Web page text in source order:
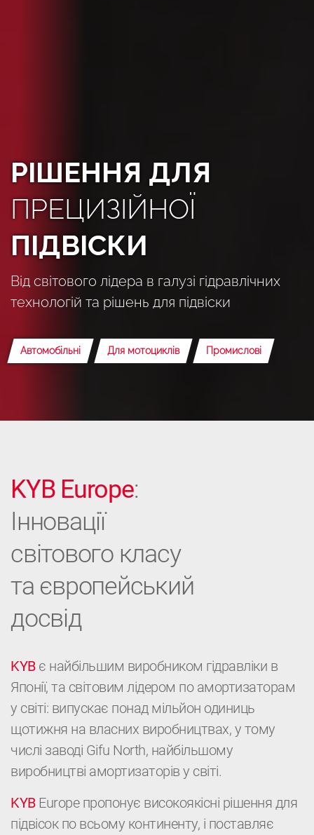
РІШЕННЯ ДЛЯ
ПРЕЦИЗІЙНОЇ
ПІДВІСКИ
Від світового лідера в галузі гідравлічних
технологій та рішень для підвіски
Автомобільні Для мотоциклів Промислові
KYB Europe:
Інновації
світового класу
та європейський
досвід
KYBє найбільшим виробником гідравліки в
Японії, та світовим лідером по амортизаторам
у світі: випускає понад мільйон одиниць
щотижня на власних виробництвах, у тому
числі заводі Gifu North, найбільшому
виробництві амортизаторів у світі.
KYBEurope пропонує високоякісні рішення для
підвісок по всьому континенту, і поставляє